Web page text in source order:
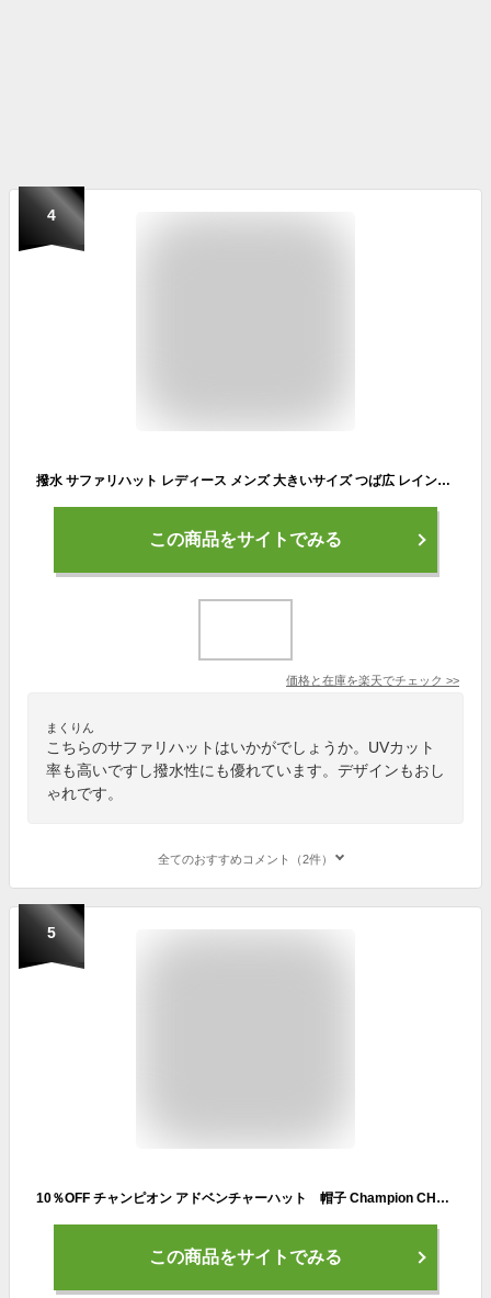
4
撥水 サファリハット レディース メンズ 大きいサイズ つば広 レインハット 防水 キャンプ 夏フェス アウトドアハット UVハット 99.9%以上 折りたたみ 登山 帽子 紫外線カット メール便 観戦用 釣り用
この商品をサイトでみる
価格と在庫を楽天でチェック >>
まくりん
こちらのサファリハットはいかがでしょうか。UVカット
率も高いですし撥水性にも優れています。デザインもおし
ゃれです。
全てのおすすめコメント（2件）
5
10％OFF チャンピオン アドベンチャーハット 帽子 Champion CHAMPION サファリハット ハット バケツハット 187-006A ワッチ レディース メンズ 男女兼用 ユニセックス ペア アウトドア 海外旅行 ワンポイント 無地
この商品をサイトでみる